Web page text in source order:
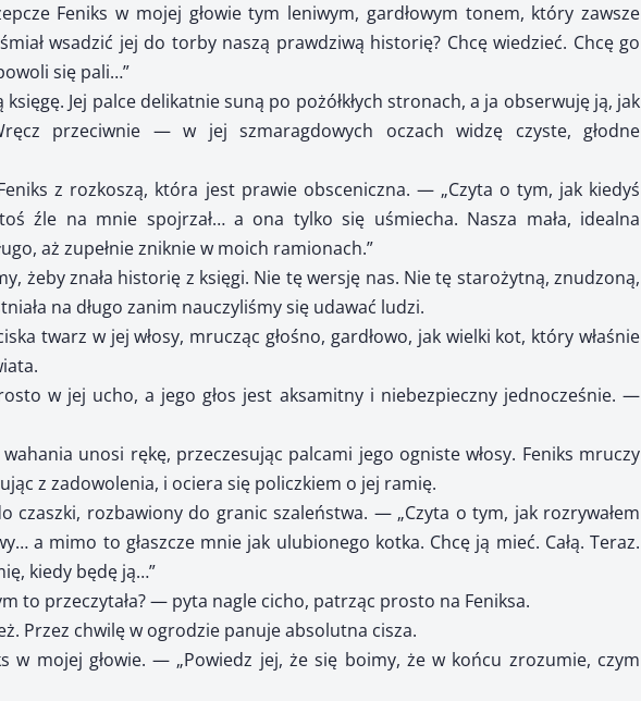
Feniks w mojej głowie tym leniwym, gardłowym tonem, który zawsze
wsadzić jej do torby naszą prawdziwą historię? Chcę wiedzieć. Chcę go
się pali…”
Jej palce delikatnie suną po pożółkłych stronach, a ja obserwuję ją, jak
przeciwnie — w jej szmaragdowych oczach widzę czyste, głodne
z rozkoszą, która jest prawie obsceniczna. — „Czyta o tym, jak kiedyś
źle na mnie spojrzał… a ona tylko się uśmiecha. Nasza mała, idealna
aż zupełnie zniknie w moich ramionach.”
żeby znała historię z księgi. Nie tę wersję nas. Nie tę starożytną, znudzoną,
na długo zanim nauczyliśmy się udawać ludzi.
twarz w jej włosy, mrucząc głośno, gardłowo, jak wielki kot, który właśnie
w jej ucho, a jego głos jest aksamitny i niebezpieczny jednocześnie. —
unosi rękę, przeczesując palcami jego ogniste włosy. Feniks mruczy
z zadowolenia, i ociera się policzkiem o jej ramię.
czaszki, rozbawiony do granic szaleństwa. — „Czyta o tym, jak rozrywałem
a mimo to głaszcze mnie jak ulubionego kotka. Chcę ją mieć. Całą. Teraz.
kiedy będę ją…”
to przeczytała? — pyta nagle cicho, patrząc prosto na Feniksa.
Przez chwilę w ogrodzie panuje absolutna cisza.
w mojej głowie. — „Powiedz jej, że się boimy, że w końcu zrozumie, czym